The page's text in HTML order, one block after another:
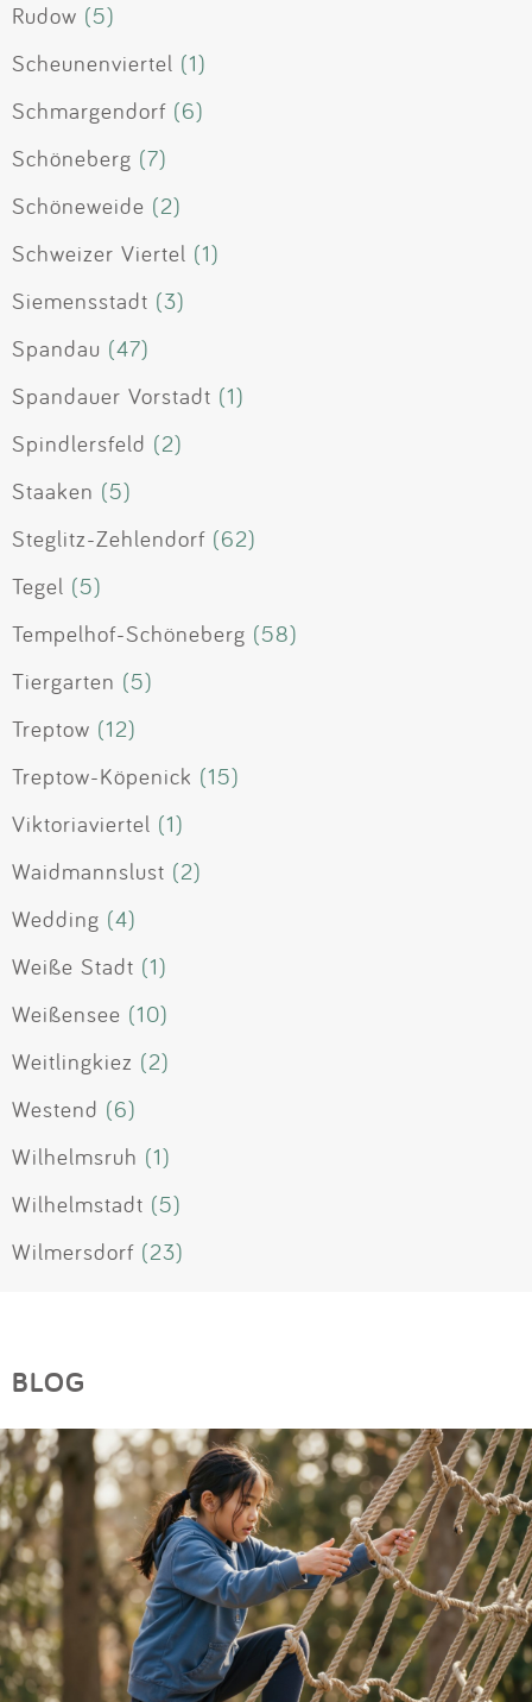
Rudow (5)
Scheunenviertel (1)
Schmargendorf (6)
Schöneberg (7)
Schöneweide (2)
Schweizer Viertel (1)
Siemensstadt (3)
Spandau (47)
Spandauer Vorstadt (1)
Spindlersfeld (2)
Staaken (5)
Steglitz-Zehlendorf (62)
Tegel (5)
Tempelhof-Schöneberg (58)
Tiergarten (5)
Treptow (12)
Treptow-Köpenick (15)
Viktoriaviertel (1)
Waidmannslust (2)
Wedding (4)
Weiße Stadt (1)
Weißensee (10)
Weitlingkiez (2)
Westend (6)
Wilhelmsruh (1)
Wilhelmstadt (5)
Wilmersdorf (23)
BLOG